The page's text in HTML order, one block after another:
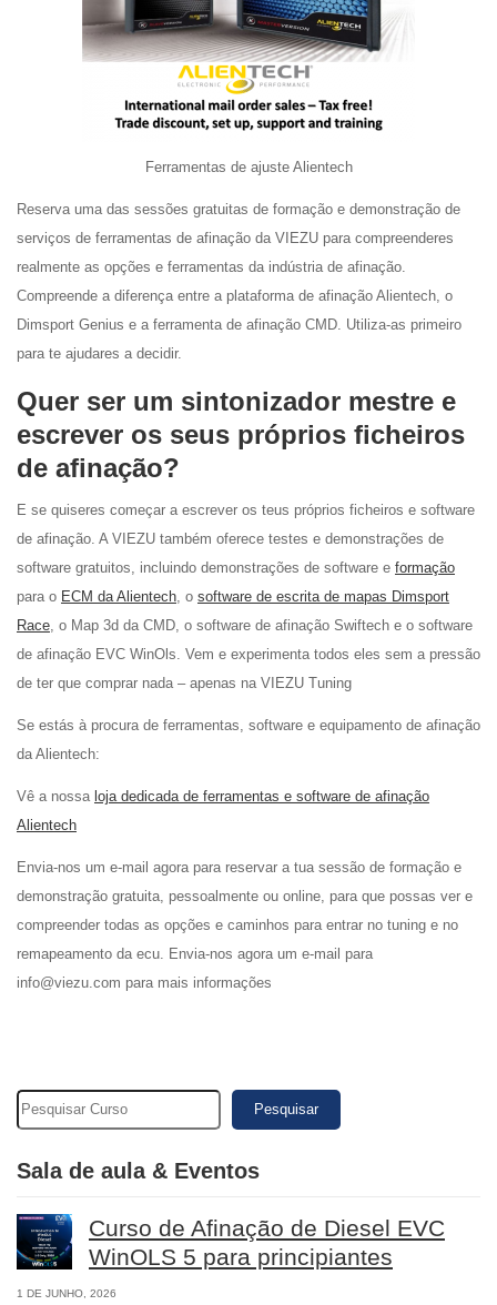
Ferramentas de ajuste Alientech
Reserva uma das sessões gratuitas de formação e demonstração de
serviços de ferramentas de afinação da VIEZU para compreenderes
realmente as opções e ferramentas da indústria de afinação.
Compreende a diferença entre a plataforma de afinação Alientech, o
Dimsport Genius e a ferramenta de afinação CMD. Utiliza-as primeiro
para te ajudares a decidir.
Quer ser um sintonizador mestre e
escrever os seus próprios ficheiros
de afinação?
E se quiseres começar a escrever os teus próprios ficheiros e software
de afinação. A VIEZU também oferece testes e demonstrações de
software gratuitos, incluindo demonstrações de software e formação
para o ECM da Alientech , o software de escrita de mapas Dimsport
Race , o Map 3d da CMD, o software de afinação Swiftech e o software
de afinação EVC WinOls. Vem e experimenta todos eles sem a pressão
de ter que comprar nada – apenas na VIEZU Tuning
Se estás à procura de ferramentas, software e equipamento de afinação
da Alientech:
Vê a nossa loja dedicada de ferramentas e software de afinação
Alientech
Envia-nos um e-mail agora para reservar a tua sessão de formação e
demonstração gratuita, pessoalmente ou online, para que possas ver e
compreender todas as opções e caminhos para entrar no tuning e no
remapeamento da ecu. Envia-nos agora um e-mail para
info@viezu.com para mais informações
Pesquisar
Sala de aula & Eventos
Curso de Afinação de Diesel EVC
WinOLS 5 para principiantes
1 DE JUNHO, 2026